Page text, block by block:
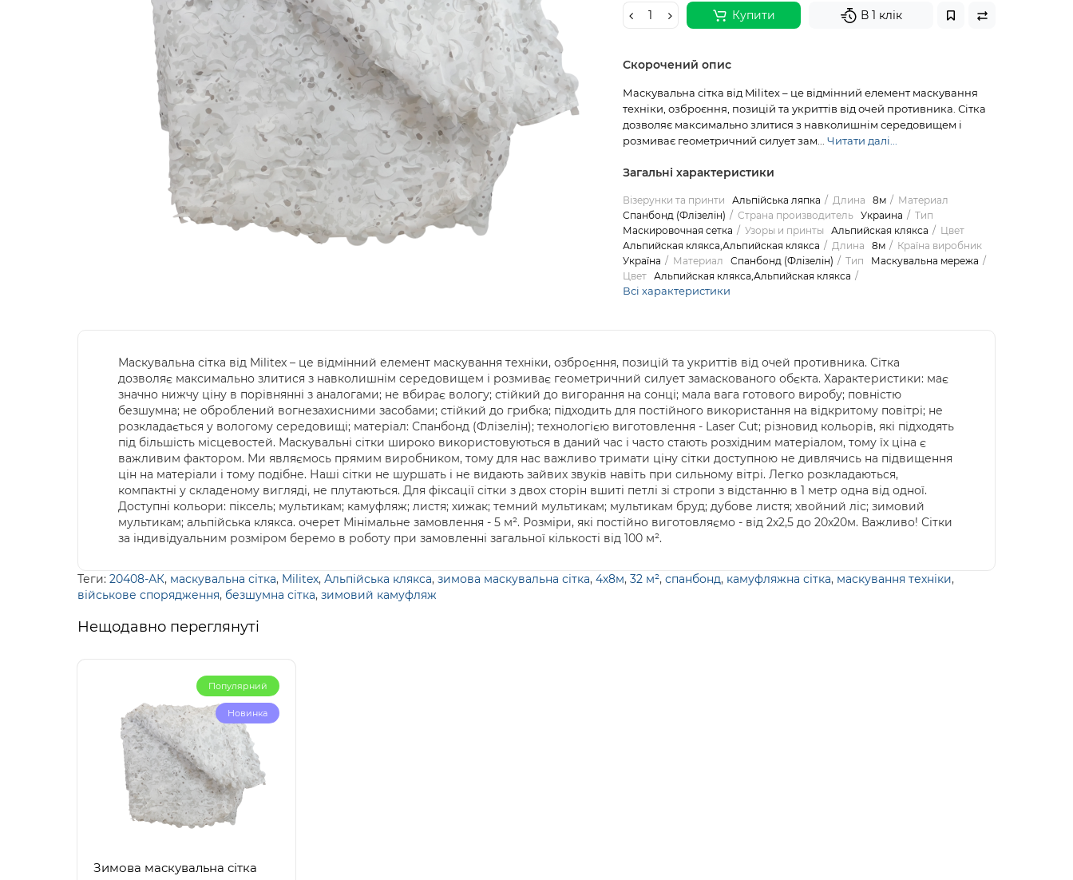
Купити В 1 клік
Скорочений опис
Маскувальна сітка від Militex – це відмінний елемент маскування
техніки, озброєння, позицій та укриттів від очей противника. Сітка
дозволяє максимально злитися з навколишнім середовищем і
розмиває геометричний силует зам... Читати далі...
Загальні характеристики
Візерунки та принти Альпійська ляпка Длина 8м
Материал
Спанбонд (Флізелін)
Страна производитель Украина
Тип
Маскировочная сетка
Узоры и принты Альпийская клякса
Цвет
Альпийская клякса,Альпийская клякса
Длина 8м
Країна виробник
Україна
Материал Спанбонд (Флізелін) Тип
Маскувальна мережа
Цвет
Альпийская клякса,Альпийская клякса
Всі характеристики
Маскувальна сітка від Militex – це відмінний елемент маскування техніки, озброєння, позицій та укриттів від очей противника. Сітка
дозволяє максимально злитися з навколишнім середовищем і розмиває геометричний силует замаскованого обєкта. Характеристики: має
значно нижчу ціну в порівнянні з аналогами; не вбирає вологу; стійкий до вигорання на сонці; мала вага готового виробу; повністю
безшумна; не оброблений вогнезахисними засобами; стійкий до грибка; підходить для постійного використання на відкритому повітрі; не
розкладається у вологому середовищі; матеріал: Спанбонд (Флізелін); технологією виготовлення - Laser Cut; різновид кольорів, які підходять
під більшість місцевостей. Маскувальні сітки широко використовуються в даний час і часто стають розхідним матеріалом, тому їх ціна є
важливим фактором. Ми являємось прямим виробником, тому для нас важливо тримати ціну сітки доступною не дивлячись на підвищення
цін на матеріали і тому подібне. Наші сітки не шуршать і не видають зайвих звуків навіть при сильному вітрі. Легко розкладаються,
компактні у складеному вигляді, не плутаються. Для фіксації сітки з двох сторін вшиті петлі зі стропи з відстанню в 1 метр одна від одної.
Доступні кольори: піксель; мультикам; камуфляж; листя; хижак; темний мультикам; мультикам бруд; дубове листя; хвойний ліс; зимовий
мультикам; альпійська клякса. очерет Мінімальне замовлення - 5 м². Розміри, які постійно виготовляємо - від 2х2,5 до 20х20м. Важливо! Сітки
за індивідуальним розміром беремо в роботу при замовленні загальної кількості від 100 м².
Теги: 20408-АК, маскувальна сітка, Militex, Альпійська клякса, зимова маскувальна сітка, 4х8м, 32 м², спанбонд, камуфляжна сітка, маскування техніки,
військове спорядження, безшумна сітка, зимовий камуфляж
Нещодавно переглянуті
Популярний
Новинка
Зимова маскувальна сітка